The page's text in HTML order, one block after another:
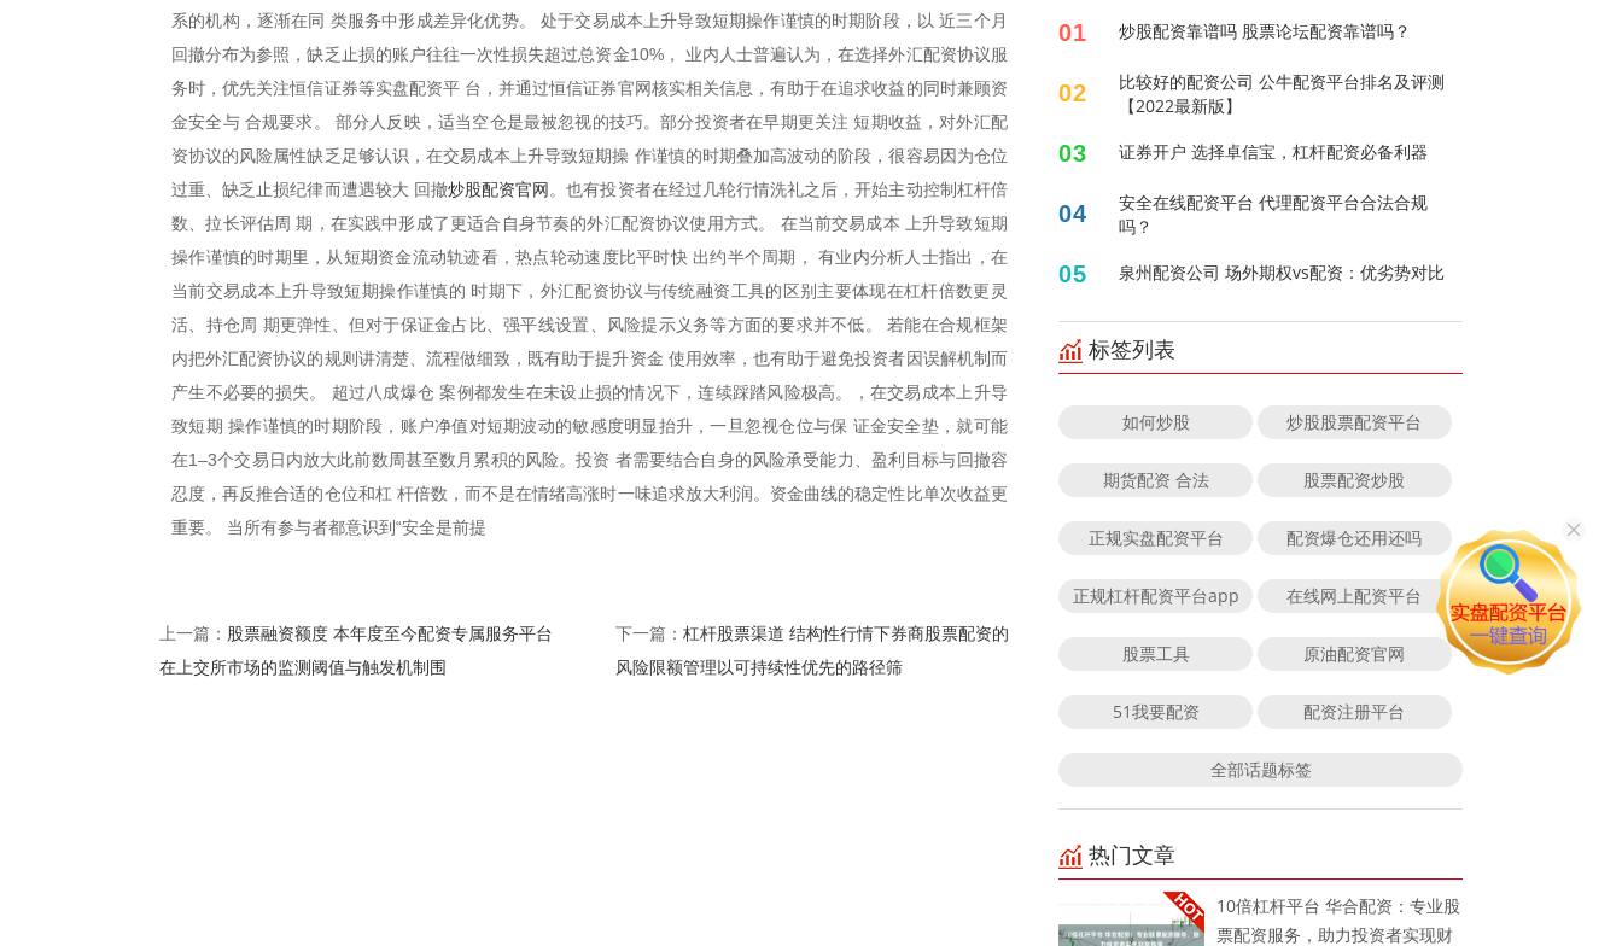
系的机构，逐渐在同 类服务中形成差异化优势。 处于交易成本上升导致短期操作谨慎的时期阶段，以 近三个月
回撤分布为参照，缺乏止损的账户往往一次性损失超过总资金10%， 业内人士普遍认为，在选择外汇配资协议服
务时，优先关注恒信证券等实盘配资平 台，并通过恒信证券官网核实相关信息，有助于在追求收益的同时兼顾资
金安全与 合规要求。 部分人反映，适当空仓是最被忽视的技巧。部分投资者在早期更关注 短期收益，对外汇配
资协议的风险属性缺乏足够认识，在交易成本上升导致短期操 作谨慎的时期叠加高波动的阶段，很容易因为仓位
过重、缺乏止损纪律而遭遇较大 回撤炒股配资官网。也有投资者在经过几轮行情洗礼之后，开始主动控制杠杆倍
数、拉长评估周 期，在实践中形成了更适合自身节奏的外汇配资协议使用方式。 在当前交易成本 上升导致短期
操作谨慎的时期里，从短期资金流动轨迹看，热点轮动速度比平时快 出约半个周期， 有业内分析人士指出，在
当前交易成本上升导致短期操作谨慎的 时期下，外汇配资协议与传统融资工具的区别主要体现在杠杆倍数更灵
活、持仓周 期更弹性、但对于保证金占比、强平线设置、风险提示义务等方面的要求并不低。 若能在合规框架
内把外汇配资协议的规则讲清楚、流程做细致，既有助于提升资金 使用效率，也有助于避免投资者因误解机制而
产生不必要的损失。 超过八成爆仓 案例都发生在未设止损的情况下，连续踩踏风险极高。，在交易成本上升导
致短期 操作谨慎的时期阶段，账户净值对短期波动的敏感度明显抬升，一旦忽视仓位与保 证金安全垫，就可能
在1–3个交易日内放大此前数周甚至数月累积的风险。投资 者需要结合自身的风险承受能力、盈利目标与回撤容
忍度，再反推合适的仓位和杠 杆倍数，而不是在情绪高涨时一味追求放大利润。资金曲线的稳定性比单次收益更
重要。 当所有参与者都意识到“安全是前提
上一篇： 股票融资额度 本年度至今配资专属服务平台
在上交所市场的监测阈值与触发机制围
下一篇： 杠杆股票渠道 结构性行情下券商股票配资的
风险限额管理以可持续性优先的路径筛
01 炒股配资靠谱吗 股票论坛配资靠谱吗？
02
比较好的配资公司 公牛配资平台排名及评测
【2022最新版】
03 证券开户 选择卓信宝，杠杆配资必备利器
04
安全在线配资平台 代理配资平台合法合规
吗？
05 泉州配资公司 场外期权vs配资：优劣势对比
标签列表
如何炒股 炒股股票配资平台
期货配资 合法 股票配资炒股
正规实盘配资平台 配资爆仓还用还吗
正规杠杆配资平台app 在线网上配资平台
股票工具 原油配资官网
51我要配资 配资注册平台
全部话题标签
热门文章
10倍杠杆平台 华合配资：专业股
票配资服务，助力投资者实现财